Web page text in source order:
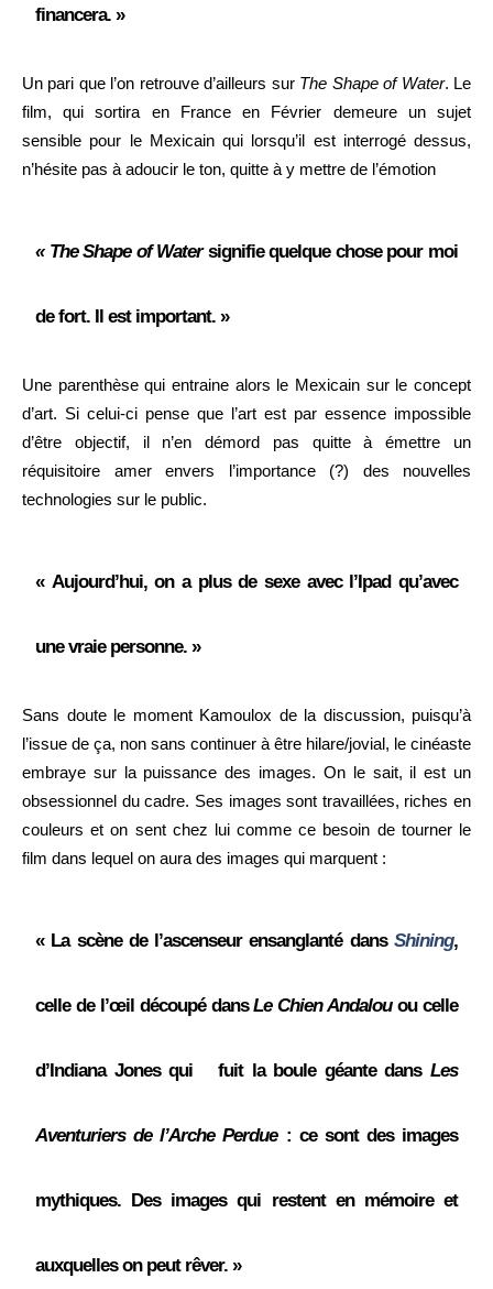
financera. »
Un pari que l’on retrouve d’ailleurs sur The Shape of Water. Le
film, qui sortira en France en Février demeure un sujet
sensible pour le Mexicain qui lorsqu’il est interrogé dessus,
n’hésite pas à adoucir le ton, quitte à y mettre de l’émotion
« The Shape of Watersignifie quelque chose pour moi
de fort. Il est important. »
Une parenthèse qui entraine alors le Mexicain sur le concept
d’art. Si celui-ci pense que l’art est par essence impossible
d’être objectif, il n’en démord pas quitte à émettre un
réquisitoire amer envers l’importance (?) des nouvelles
technologies sur le public.
« Aujourd’hui, on a plus de sexe avec l’Ipad qu’avec
une vraie personne. »
Sans doute le moment Kamoulox de la discussion, puisqu’à
l’issue de ça, non sans continuer à être hilare/jovial, le cinéaste
embraye sur la puissance des images. On le sait, il est un
obsessionnel du cadre. Ses images sont travaillées, riches en
couleurs et on sent chez lui comme ce besoin de tourner le
film dans lequel on aura des images qui marquent :
« La scène de l’ascenseur ensanglanté dans Shining,
celle de l’œil découpé dansLe Chien Andalouou celle
d’Indiana Jones qui fuit la boule géante dans Les
Aventuriers de l’Arche Perdue: ce sont des images
mythiques. Des images qui restent en mémoire et
auxquelles on peut rêver. »